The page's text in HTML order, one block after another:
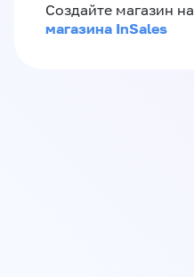
Создайте магазин на
магазина InSales